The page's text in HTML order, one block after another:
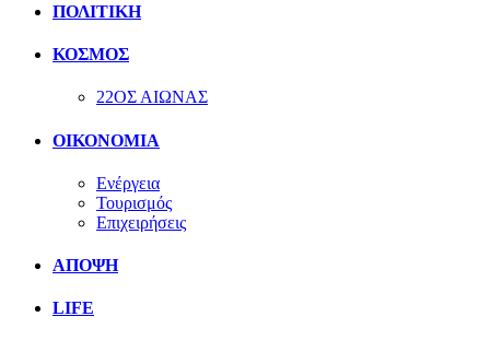
ΠΟΛΙΤΙΚΗ
ΚΟΣΜΟΣ
22ΟΣ ΑΙΩΝΑΣ
ΟΙΚΟΝΟΜΙΑ
Ενέργεια
Τουρισμός
Επιχειρήσεις
ΑΠΟΨΗ
LIFE